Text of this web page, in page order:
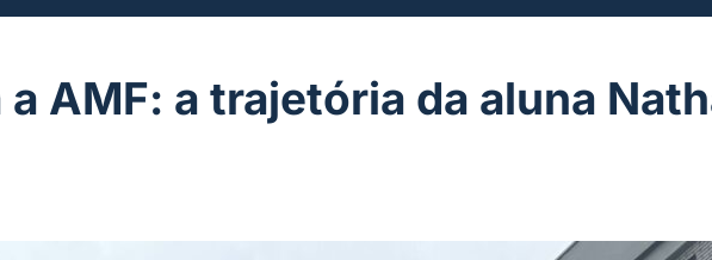
a AMF: a trajetória da aluna